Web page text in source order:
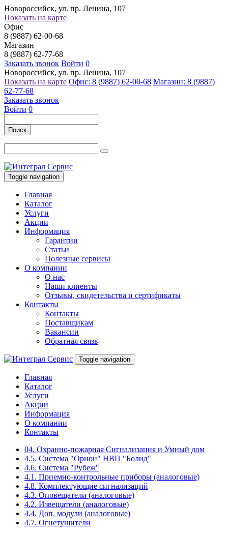
Новороссийск, ул. пр. Ленина, 107
Показать на карте
Офис
8 (9887) 62-00-68
Магазин
8 (9887) 62-77-68
Заказать звонок Войти 0
Новороссийск, ул. пр. Ленина, 107
Показать на карте Офис: 8 (9887) 62-00-68 Магазин: 8 (9887)
62-77-68
Заказать звонок
Войти 0
Поиск
Toggle navigation
Главная
Каталог
Услуги
Акции
Информация
Гарантии
Статьи
Полезные сервисы
О компании
О нас
Наши клиенты
Отзывы, свидетельства и сертификаты
Контакты
Контакты
Поставщикам
Вакансии
Обратная связь
Toggle navigation
Главная
Каталог
Услуги
Акции
Информация
О компании
Контакты
04. Охранно-пожарная Сигнализация и Умный дом
4.5. Система "Орион" НВП "Болид"
4.6. Система "Рубеж"
4.1. Приемно-контрольные приборы (аналоговые)
4.8. Комплектующие сигнализаций
4.3. Оповещатели (аналоговые)
4.2. Извещатели (аналоговые)
4.4. Доп. модули (аналоговые)
4.7. Огнетушители